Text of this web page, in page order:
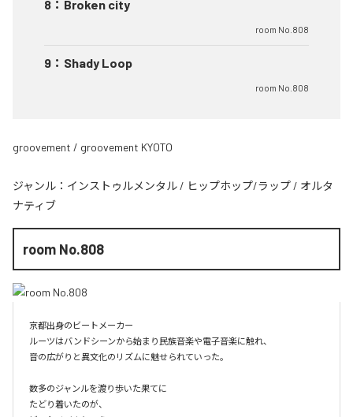
8 ： Broken city
room No.808
9 ： Shady Loop
room No.808
groovement / groovement KYOTO
ジャンル： インストゥルメンタル / ヒップホップ/ラップ / オルタ
ナティブ
room No.808
京都出身のビートメーカー
ルーツはバンドシーンから始まり民族音楽や電子音楽に触れ、
音の広がりと異文化のリズムに魅せられていった。
数多のジャンルを渡り歩いた果てに
たどり着いたのが、